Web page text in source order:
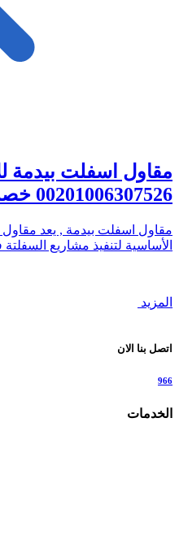
مقاول اسفلت بيدمة
00201006307526 خصم 40% – الصفوة
مقاول اسفلت بيدمة , يعد
الأساسية لتنفيذ مشاريع
المزيد
اتصل بنا الان
966
الخدمات